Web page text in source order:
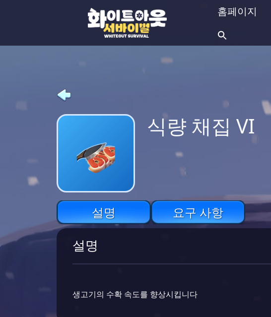
홈페이지
색:
식량 채집 VI
설명 요구 사항
설명
생고기의 수확 속도를 향상시킵니다